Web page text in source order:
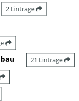
2 Einträge
21 Einträge